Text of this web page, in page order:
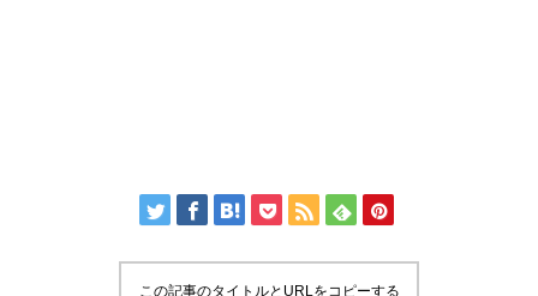
この記事のタイトルとURLをコピーする